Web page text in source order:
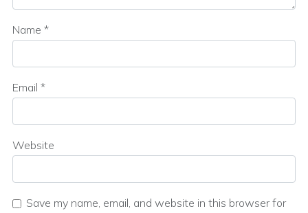
Name *
Email *
Website
Save my name, email, and website in this browser for